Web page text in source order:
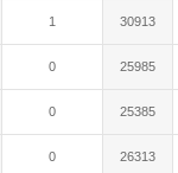
1 30913
0 25985
0 25385
0 26313